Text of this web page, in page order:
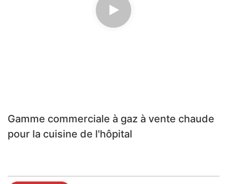
Gamme commerciale à gaz à vente chaude
pour la cuisine de l'hôpital